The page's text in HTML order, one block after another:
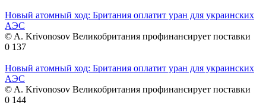
Новый атомный ход: Британия оплатит уран для украинских
АЭС
© A. Krivonosov Великобритания профинансирует поставки
0 137
Новый атомный ход: Британия оплатит уран для украинских
АЭС
© A. Krivonosov Великобритания профинансирует поставки
0 144